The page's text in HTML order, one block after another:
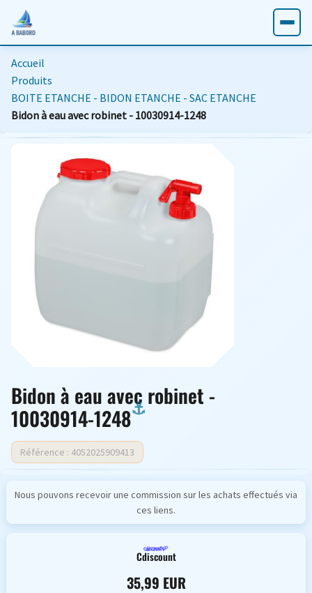
Accueil
Produits
BOITE ETANCHE - BIDON ETANCHE - SAC ETANCHE
Bidon à eau avec robinet - 10030914-1248
Bidon à eau avec robinet -
10030914-1248
Référence : 4052025909413
Nous pouvons recevoir une commission sur les achats effectués via
ces liens.
Cdiscount
35,99 EUR